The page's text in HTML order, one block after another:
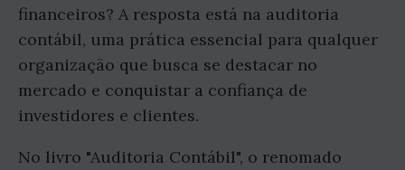
financeiros? A resposta está na auditoria
contábil, uma prática essencial para qualquer
organização que busca se destacar no
mercado e conquistar a confiança de
investidores e clientes.
No livro "Auditoria Contábil", o renomado